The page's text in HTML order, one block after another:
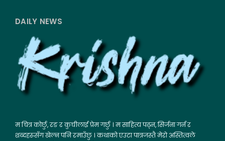
DAILY NEWS
म चित्र कोर्छु, रङ र कुचीलाई प्रेम गर्छु । म साहित्य पढ्न, सिर्जना गर्न र
शब्दहरूसँग खेल्न पनि रमाउँछु । कथाको एउटा पात्रजस्तै मेरो अस्तित्वले